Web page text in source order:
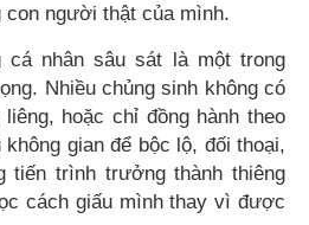
người thật của mình.
nhân sâu sát là một trong
Nhiều chủng sinh không có
hoặc chỉ đồng hành theo
gian để bộc lộ, đối thoại,
tiến trình trưởng thành thiêng
cách giấu mình thay vì được